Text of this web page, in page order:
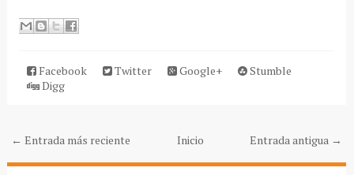
Facebook Twitter Google+
Stumble
Digg
← Entrada más reciente Entrada antigua →
Inicio